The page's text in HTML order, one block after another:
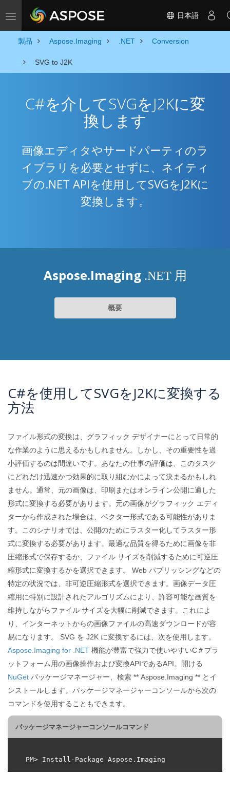
Toggle navigation 日本語
製品 Aspose.Imaging .NET Conversion
SVG to J2K
C#を介してSVGをJ2Kに変
換します
画像エディタやサードパーティのラ
イブラリを必要とせずに、ネイティ
ブの.NET APIを使用してSVGをJ2Kに
変換します。
Aspose.Imaging .NET 用
概要
C#を使用してSVGをJ2Kに変換する
方法
ファイル形式の変換は、グラフィック デザイナーにとって日常的
な作業のように思えるかもしれません。しかし、その重要性を過
小評価するのは間違いです。あなたの仕事の評価は、このタスク
にどれだけ迅速かつ効果的に取り組むかによって決まるかもしれ
ません。通常、元の画像は、印刷またはオンライン公開に適した
形式に変換する必要があります。元の画像がグラフィック エディ
ターから作成された場合は、ベクター形式である可能性がありま
す。このシナリオでは、公開のためにラスター化してラスター形
式に変換する必要があります。最適な品質を得るために画像を非
圧縮形式で保存するか、ファイル サイズを削減するために可逆圧
縮形式に変換するかを選択できます。 Web パブリッシングなどの
特定の状況では、非可逆圧縮形式を選択できます。画像データ圧
縮用に特別に設計されたアルゴリズムにより、許容可能な画質を
維持しながらファイル サイズを大幅に削減できます。これによ
り、インターネットからの画像ファイルの高速ダウンロードが容
易になります。 SVG を J2K に変換するには、次を使用します。
Aspose.Imaging for .NET 機能が豊富で強力で使いやすいC＃プラ
ットフォーム用の画像操作および変換APIであるAPI。開ける
NuGet パッケージマネージャー、検索 ** Aspose.Imaging ** とイ
ンストールします。パッケージマネージャーコンソールから次の
コマンドを使用することもできます。
パッケージマネージャーコンソールコマンド